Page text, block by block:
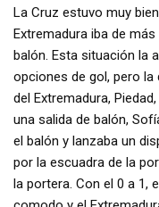
La Cruz estuvo muy
Extremadura iba de
balón. Esta situación la
opciones de gol, pero
del Extremadura,
una salida de balón,
el balón y lanzaba un
por la escuadra de la
la portera. Con el 0 a 1,